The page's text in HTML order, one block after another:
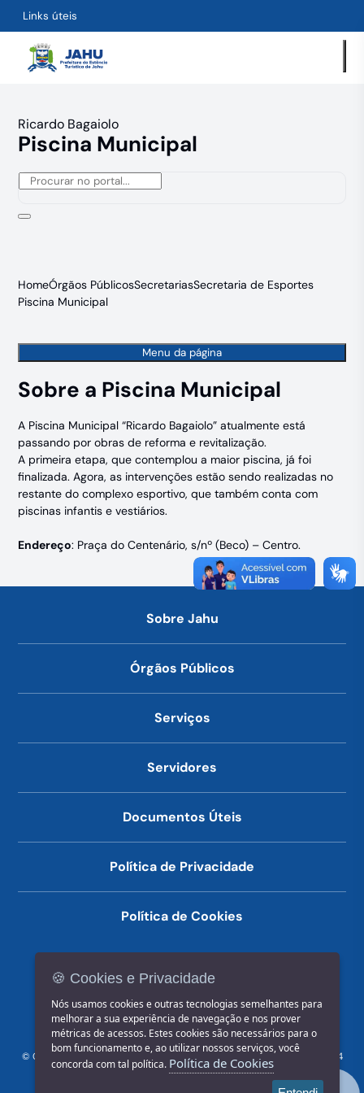
Links úteis
Ricardo Bagaiolo
Piscina Municipal
HomeÓrgãos PúblicosSecretariasSecretaria de Esportes
Piscina Municipal
Menu da página
Sobre a Piscina Municipal
A Piscina Municipal “Ricardo Bagaiolo” atualmente está
passando por obras de reforma e revitalização.
A primeira etapa, que contemplou a maior piscina, já foi
finalizada. Agora, as intervenções estão sendo realizadas no
restante do complexo esportivo, que também conta com
piscinas infantis e vestiários.
Endereço: Praça do Centenário, s/nº (Beco) – Centro.
Sobre Jahu
Órgãos Públicos
Serviços
Servidores
Documentos Úteis
Política de Privacidade
Política de Cookies
© COPYRIGHT 2026, Prefeitura Municipal de Jahu | Rua Paissandu, 444
- Centro CEP: 17201-900
🍪 Cookies e Privacidade
Nós usamos cookies e outras tecnologias semelhantes para
melhorar a sua experiência de navegação e nos prover
métricas de acessos. Estes cookies são necessários para o
bom funcionamento e, ao utilizar nossos serviços, você
concorda com tal política. Política de Cookies